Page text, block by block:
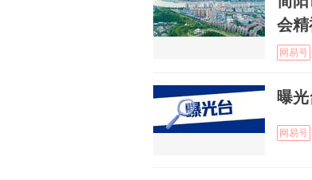
会精
网易号
曝
网易号